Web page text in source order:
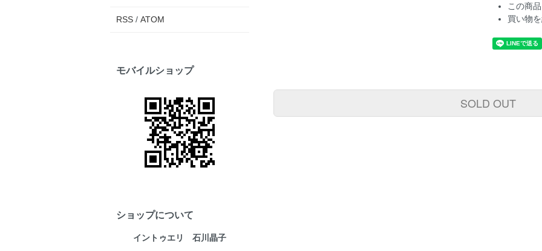
この商
買い物
SOLD OUT
RSS / ATOM
モバイルショップ
ショップについて
イントゥエリ 石川晶子